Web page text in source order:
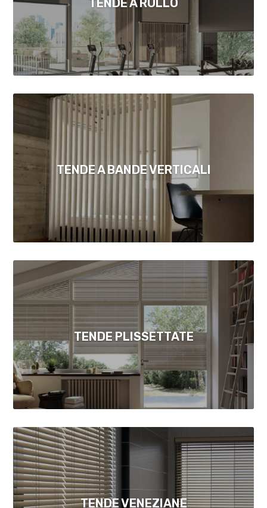
TENDE A RULLO
TENDE A BANDE VERTICALI
TENDE PLISSETTATE
TENDE VENEZIANE